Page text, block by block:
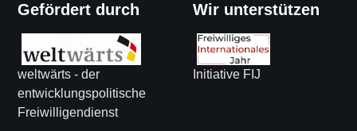
Gefördert durch
weltwärts - der
entwicklungspolitische
Freiwilligendienst
Wir unterstützen
Initiative FIJ